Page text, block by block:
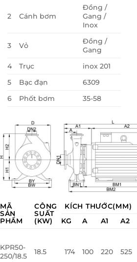
2 Cánh bơm
Đồng /
Gang /
Inox
3 Vỏ
Đồng /
Gang
4
Trục
inox 201
5
Bạc đạn
6309
6
Phốt bơm 35-58
MÃ
SẢN
PHẨM
CÔNG
SUẤT
(KW)
KÍCH THƯỚC(MM)
KG
A A1 A2
KPR50-
250/18.5
18.5 174 100 220 525